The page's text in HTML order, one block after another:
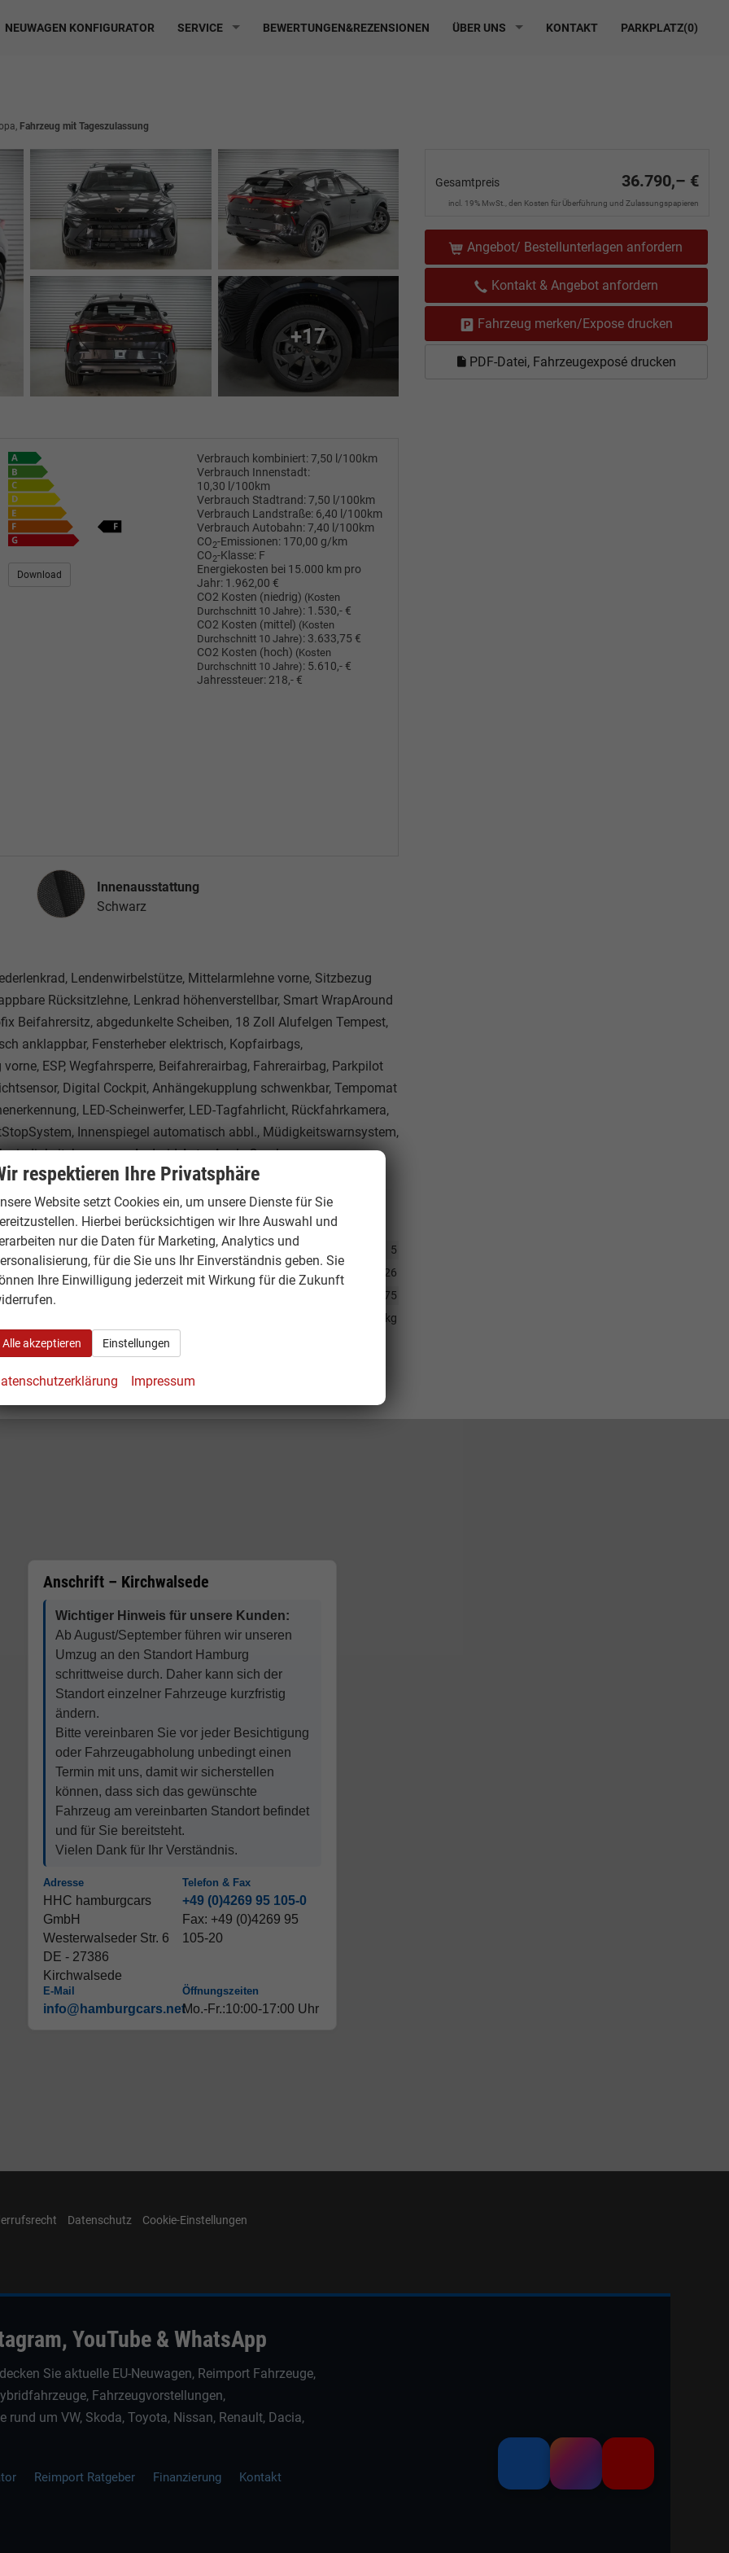
NEUWAGEN KONFIGURATOR SERVICE BEWERTUNGEN&REZENSIONEN ÜBER UNS KONTAKT PARKPLATZ(0)
Fahrzeug mit Tageszulassung
Gesamtpreis 36.790,– €
incl. 19% MwSt., den Kosten für Überführung und Zulassungspapieren
Angebot/ Bestellunterlagen anfordern
Kontakt & Angebot anfordern
Fahrzeug merken/Expose drucken
PDF-Datei, Fahrzeugexposé drucken
+17
Verbrauch kombiniert:7,50 l/100km
Verbrauch Innenstadt:
10,30 l/100km
Verbrauch Stadtrand:7,50 l/100km
Verbrauch Landstraße: 6,40 l/100km
Verbrauch Autobahn:7,40 l/100km
CO2-Emissionen: 170,00 g/km
CO2-Klasse: F
Download
Energiekosten bei 15.000 km pro
Jahr: 1.962,00 €
CO2 Kosten (niedrig) (Kosten
Durchschnitt 10 Jahre): 1.530,- €
CO2 Kosten (mittel) (Kosten
Durchschnitt 10 Jahre): 3.633,75 €
CO2 Kosten (hoch) (Kosten
Durchschnitt 10 Jahre): 5.610,- €
Jahressteuer: 218,- €
Innenausstattung
Innenausstattung
Schwarz
Lendenwirbelstütze, Mittelarmlehne vorne, Sitzbezug
Rücksitzlehne, Lenkrad höhenverstellbar, Smart WrapAround
Beifahrersitz, abgedunkelte Scheiben, 18 Zoll Alufelgen Tempest,
anklappbar, Fensterheber elektrisch, Kopfairbags,
ESP, Wegfahrsperre, Beifahrerairbag, Fahrerairbag, Parkpilot
Digital Cockpit, Anhängekupplung schwenkbar, Tempomat
LED-Scheinwerfer, LED-Tagfahrlicht, Rückfahrkamera,
Innenspiegel automatisch abbl., Müdigkeitswarnsystem,
Android Auto, Apple Carplay,
Radio, Radio DAB, Bluetooth, Bordcomputer, Full Link,
Herstellergarantie 5 Jahre/100.000km,
5
01.05.2026
75
1612 kg
Anschrift – Kirchwalsede
Wichtiger Hinweis für unsere Kunden:
Ab August/September führen wir unseren
Umzug an den Standort Hamburg
schrittweise durch. Daher kann sich der
Standort einzelner Fahrzeuge kurzfristig
ändern.
Bitte vereinbaren Sie vor jeder Besichtigung
oder Fahrzeugabholung unbedingt einen
Termin mit uns, damit wir sicherstellen
können, dass sich das gewünschte
Fahrzeug am vereinbarten Standort befindet
und für Sie bereitsteht.
Vielen Dank für Ihr Verständnis.
Adresse
HHC hamburgcars
GmbH
Westerwalseder Str. 6
DE - 27386
Kirchwalsede
Telefon & Fax
+49 (0)4269 95 105-0
Fax: +49 (0)4269 95
105-20
E-Mail
info@hamburgcars.net
Öffnungszeiten
Mo.-Fr.:10:00-17:00 Uhr
Datenschutz Cookie-Einstellungen
YouTube & WhatsApp
Sie aktuelle EU-Neuwagen, Reimport Fahrzeuge,
Fahrzeugvorstellungen,
um VW, Skoda, Toyota, Nissan, Renault, Dacia,
Reimport Ratgeber Finanzierung Kontakt
respektieren Ihre Privatsphäre
Website setzt Cookies ein, um unsere Dienste für Sie
Hierbei berücksichtigen wir Ihre Auswahl und
nur die Daten für Marketing, Analytics und
für die Sie uns Ihr Einverständnis geben. Sie
Ihre Einwilligung jederzeit mit Wirkung für die Zukunft
Alle akzeptieren Einstellungen
Impressum